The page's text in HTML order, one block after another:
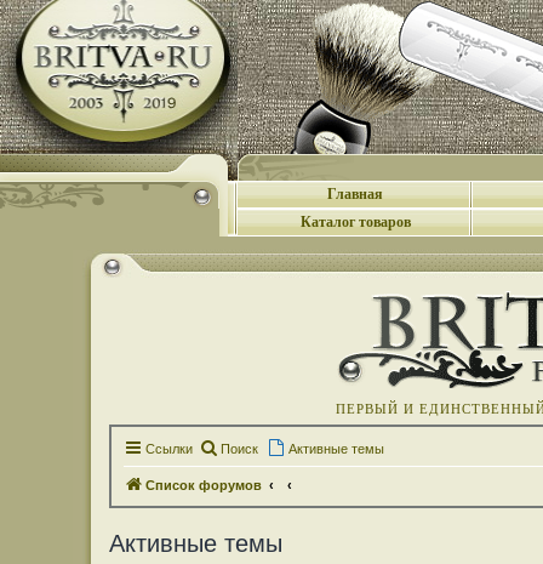
Главная
Каталог товаров
ПЕРВЫЙ И
Ссылки Поиск Активные темы
Список форумов
Активные темы